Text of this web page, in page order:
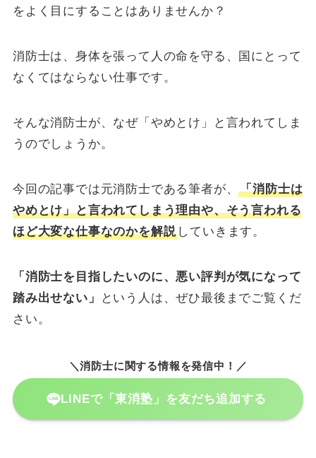
をよく目にすることはありませんか？
消防士は、身体を張って人の命を守る、国にとって
なくてはならない仕事です。
そんな消防士が、なぜ「やめとけ」と言われてしま
うのでしょうか。
今回の記事では元消防士である筆者が、「消防士は
やめとけ」と言われてしまう理由や、そう言われる
ほど大変な仕事なのかを解説 していきます。
「消防士を目指したいのに、悪い評判が気になって
踏み出せない」
という人は、ぜひ最後までご覧くだ
さい。
＼消防士に関する情報を発信中！／
LINEで「東消塾」を友だち追加する